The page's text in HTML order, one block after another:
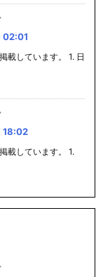
02:01
載しています。 1. 日
18:02
載しています。 1.